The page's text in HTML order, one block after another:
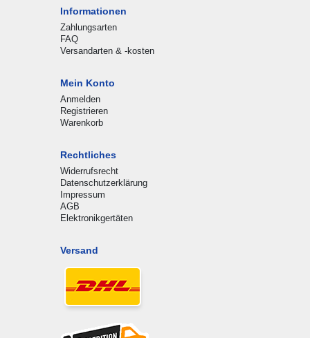
Informationen
Zahlungsarten
FAQ
Versandarten & -kosten
Mein Konto
Anmelden
Registrieren
Warenkorb
Rechtliches
Widerrufsrecht
Datenschutzerklärung
Impressum
AGB
Elektronikgertäten
Versand